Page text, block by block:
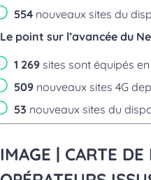
554 nouveaux sites du
Le point sur l’avancée du
1 269 sites sont équipés
509 nouveaux sites 4G
53 nouveaux sites du
IMAGE | CARTE